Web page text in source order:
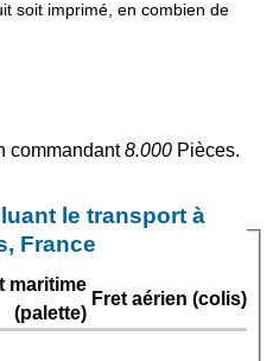
soit imprimé, en combien de
commandant8.000 Pièces.
le transport à
France
maritime
(palette)
Fret aérien (colis)